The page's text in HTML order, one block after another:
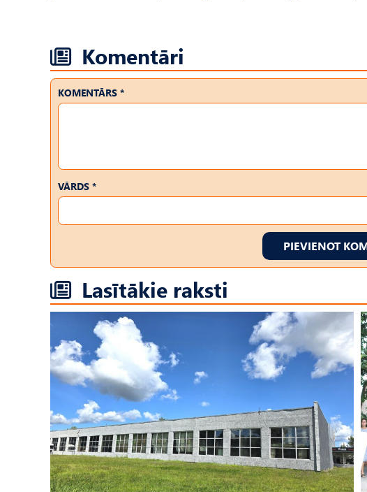
Komentāri
KOMENTĀRS *
VĀRDS *
PIEVIENOT
Lasītākie raksti